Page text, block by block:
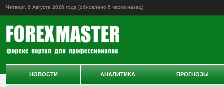
Четверг, 6 Августа 2026 года (обновлено 6 часов назад)
НОВОСТИ АНАЛИТИКА ПРОГНОЗЫ